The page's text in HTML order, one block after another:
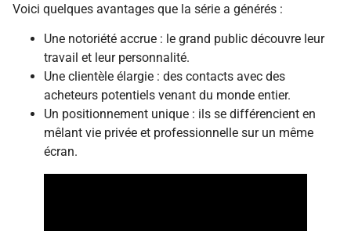
Voici quelques avantages que la série a générés :
Une notoriété accrue : le grand public découvre leur
travail et leur personnalité.
Une clientèle élargie : des contacts avec des
acheteurs potentiels venant du monde entier.
Un positionnement unique : ils se différencient en
mêlant vie privée et professionnelle sur un même
écran.